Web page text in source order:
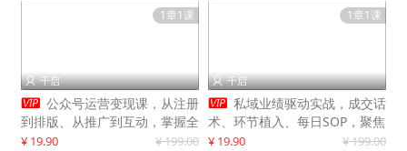
1章1课
 千启
 公众号运营变现课，从注册
到排版、从推广到互动，掌握全
流程，开启个人品牌月入
¥ 19.90 ¥ 199.00
1章1课
 千启
 私域业绩驱动实战，成交话
术、环节植入、每日SOP，聚焦
增长，驱动营收持续突破
¥ 19.90 ¥ 199.00